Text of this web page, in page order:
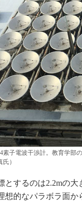
素子電波干渉計。教育学部
）
するのは2.2mの大
想的なパラボラ面か